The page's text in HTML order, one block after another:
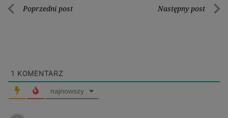
Nawigacja
Poprzedni post Następny post
1 KOMENTARZ
najnowszy